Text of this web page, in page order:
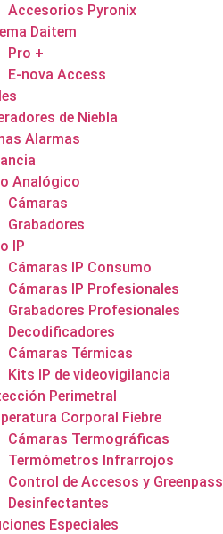
Accesorios Pyronix
Daitem
Pro +
E-nova Access
de Niebla
Alarmas
Analógico
Cámaras
Grabadores
IP
Cámaras IP Consumo
Cámaras IP Profesionales
Grabadores Profesionales
Decodificadores
Cámaras Térmicas
Kits IP de videovigilancia
Perimetral
Corporal Fiebre
Cámaras Termográficas
Termómetros Infrarrojos
Control de Accesos y Greenpass
Desinfectantes
Especiales